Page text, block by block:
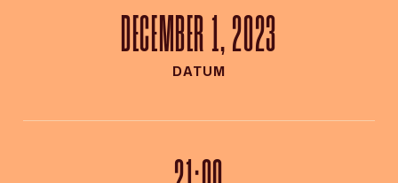
DECEMBER 1, 2023
DATUM